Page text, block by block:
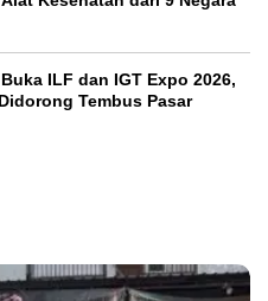
ILF dan IGT Expo 2026,
Tembus Pasar